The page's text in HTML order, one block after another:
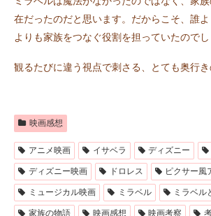
在だったのだと思います。だからこそ、誰
よりも家族をつなぐ役割を担っていたのでし
観るたびに違う視点で刺さる、とても奥行き
映画感想
アニメ映画 イサベラ ディズニー
ディズニー映画 ドロレス ピクサー風
ミュージカル映画 ミラベル ミラベル
家族の物語 映画感想 映画考察